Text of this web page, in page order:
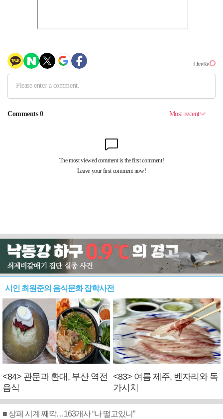
시인 최원준의 음식문화 잡학사전
<84> 관문과 환대, 부산 역전
음식
<83> 여름 제주, 벤자리와 독
가시치
■ 상폐 시계 째깍…163개사 “나 떨고있니”